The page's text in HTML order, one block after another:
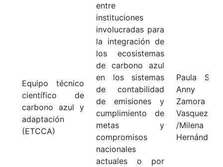
Equipo técnico
científico de
carbono azul y
adaptación
(ETCCA)
entre
instituciones
involucradas para
la integración de
los ecosistemas
de carbono azul
en los sistemas
de contabilidad
de emisiones y
cumplimiento de
metas y
compromisos
nacionales
actuales o por
Paula
Anny
Zamora /
Vasquez
/Milena
Hernández